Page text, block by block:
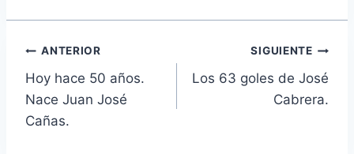
Navegación
de
entradas
ANTERIOR
Hoy hace 50 años.
Nace Juan José
Cañas.
SIGUIENTE
Los 63 goles de José
Cabrera.